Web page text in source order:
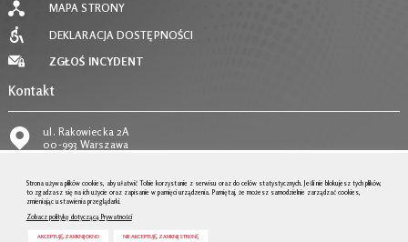
Strona używa plików cookies, aby ułatwić Tobie korzystanie z serwisu oraz do celów statystycznych. Jeśli nie blokujesz tych plików,
to zgadzasz się na ich użycie oraz zapisanie w pamięci urządzenia. Pamiętaj, że możesz samodzielnie zarządzać cookies,
zmieniając ustawienia przeglądarki.
Zobacz politykę dotyczącą Prywatności
AKCEPTUJĘ, ZAMKNIJ OKNO NIE AKCEPTUJĘ, ZAMKNIJ STRONĘ
MAPA STRONY
DEKLARACJA DOSTĘPNOŚCI
ZGŁOŚ INCYDENT
Kontakt
ul. Rakowiecka 2A
00-993 Warszawa
email: POKAŻ E-MAIL